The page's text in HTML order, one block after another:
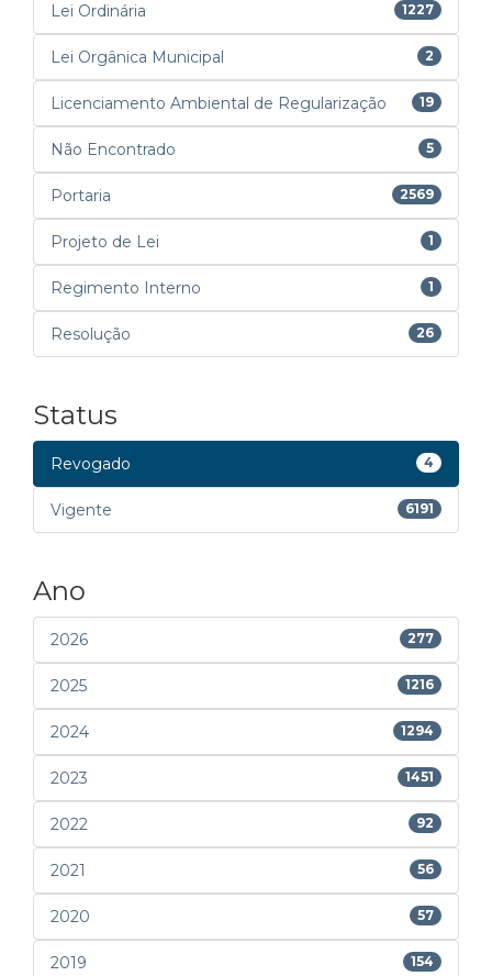
Lei Ordinária 1227
Lei Orgânica Municipal 2
Licenciamento Ambiental de Regularização 19
Não Encontrado 5
Portaria 2569
Projeto de Lei 1
Regimento Interno 1
Resolução 26
Status
Revogado 4
Vigente 6191
Ano
2026 277
2025 1216
2024 1294
2023 1451
2022 92
2021 56
2020 57
2019 154